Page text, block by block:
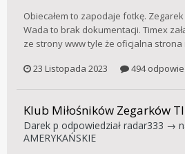
Obiecałem to zapodaje fotkę.
Wada to brak dokumentacji. Timex
ze strony www tyle że oficjalna strona
23 Listopada 2023
494
Klub Miłośników Zegarków
Darek p odpowiedział radar333 →
AMERYKAŃSKIE